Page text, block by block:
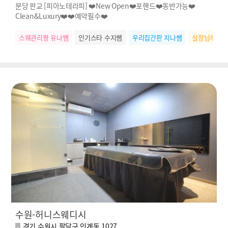
분당 판교 [피아노테라피] ❤️New Open❤️포핸드❤️동반가능❤️
Clean&Luxury❤️❤️예약필수❤️
스웨관리짱 유나쌤 인기스타 수지쌤 우리집간판 지나쌤 실장님추천
수원-허니스웨디시